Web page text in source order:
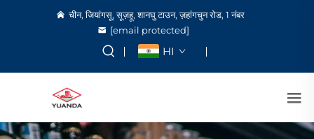
चीन, जियांगसू, सूज़हू, शानघु टाउन, ज़हांगचुन रोड, 1 नंबर
[email protected]
HI